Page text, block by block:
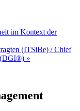
im Kontext der
(ITSiBe) / Chief
(DGI®) »